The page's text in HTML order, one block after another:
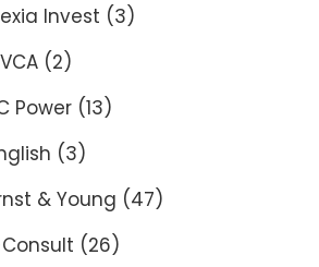
Invest (3)
(2)
Power (13)
(3)
& Young (47)
(26)